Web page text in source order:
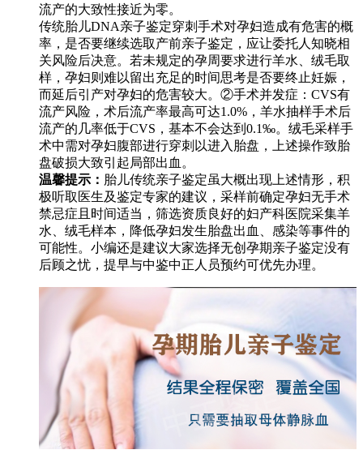
流产的大致性接近为零。
传统胎儿DNA亲子鉴定穿刺手术对孕妇造成有危害的概
率，是否要继续选取产前亲子鉴定，应让委托人知晓相
关风险后决意。若未规定的孕周要求进行羊水、绒毛取
样，孕妇则难以留出充足的时间思考是否要终止妊娠，
而延后引产对孕妇的危害较大。②手术并发症：CVS有
流产风险，术后流产率最高可达1.0%，羊水抽样手术后
流产的几率低于CVS，基本不会达到0.1‰。绒毛采样手
术中需对孕妇腹部进行穿刺以进入胎盘，上述操作致胎
盘破损大致引起局部出血。
温馨提示： 胎儿传统亲子鉴定虽大概出现上述情形，积
极听取医生及鉴定专家的建议，采样前确定孕妇无手术
禁忌症且时间适当，筛选资质良好的妇产科医院采集羊
水、绒毛样本，降低孕妇发生胎盘出血、感染等事件的
可能性。小编还是建议大家选择无创孕期亲子鉴定没有
后顾之忧，提早与中鉴中正人员预约可优先办理。